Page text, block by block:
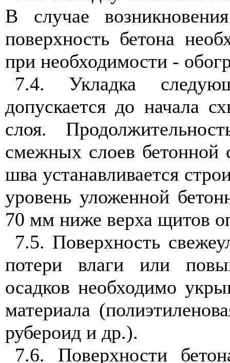
В случае
поверхность бетона
при необходимости -
7.4. Укладка
допускается до начала
слоя.
смежных слоев бетонной
шва устанавливается
уровень уложенной
70 мм ниже верха щитов
7.5. Поверхность
потери влаги или
осадков необходимо
материала
рубероид и др.).
7.6. Поверхности